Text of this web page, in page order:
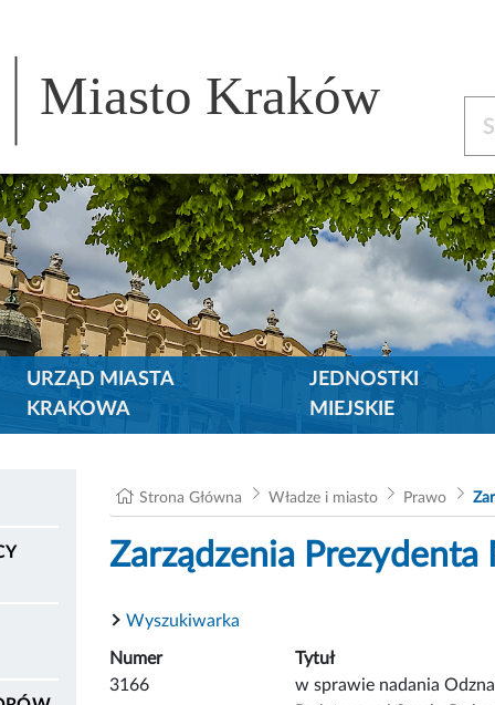
Miasto Kraków
URZĄD MIASTA
KRAKOWA
JEDNOSTKI
MIEJSKIE
Strona Główna Władze i miasto Prawo
Zarządzenia Prezydenta
Wyszukiwarka
Numer Tytuł
3166
w sprawie nadania